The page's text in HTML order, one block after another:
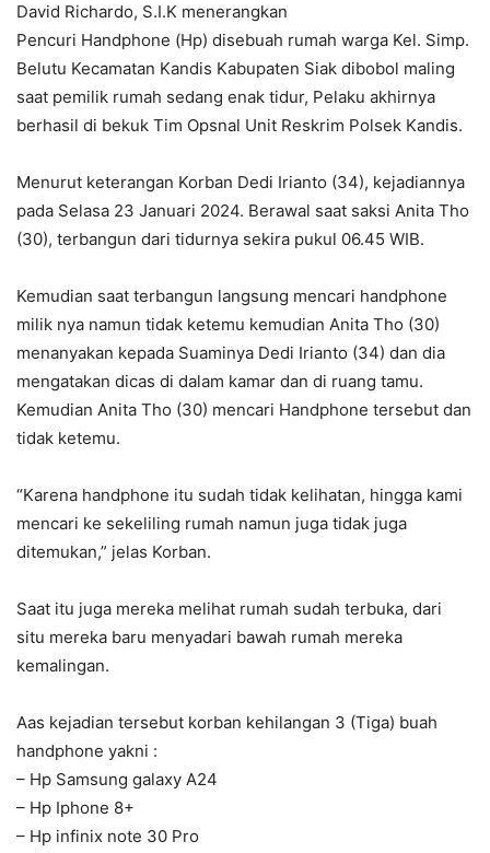
David Richardo, S.I.K menerangkan
Pencuri Handphone (Hp) disebuah rumah warga Kel. Simp.
Belutu Kecamatan Kandis Kabupaten Siak dibobol maling
saat pemilik rumah sedang enak tidur, Pelaku akhirnya
berhasil di bekuk Tim Opsnal Unit Reskrim Polsek Kandis.
Menurut keterangan Korban Dedi Irianto (34), kejadiannya
pada Selasa 23 Januari 2024. Berawal saat saksi Anita Tho
(30), terbangun dari tidurnya sekira pukul 06.45 WIB.
Kemudian saat terbangun langsung mencari handphone
milik nya namun tidak ketemu kemudian Anita Tho (30)
menanyakan kepada Suaminya Dedi Irianto (34) dan dia
mengatakan dicas di dalam kamar dan di ruang tamu.
Kemudian Anita Tho (30) mencari Handphone tersebut dan
tidak ketemu.
“Karena handphone itu sudah tidak kelihatan, hingga kami
mencari ke sekeliling rumah namun juga tidak juga
ditemukan,” jelas Korban.
Saat itu juga mereka melihat rumah sudah terbuka, dari
situ mereka baru menyadari bawah rumah mereka
kemalingan.
Aas kejadian tersebut korban kehilangan 3 (Tiga) buah
handphone yakni :
– Hp Samsung galaxy A24
– Hp Iphone 8+
– Hp infinix note 30 Pro